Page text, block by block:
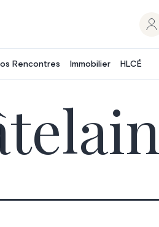
Rencontres Immobilier HLCÉ